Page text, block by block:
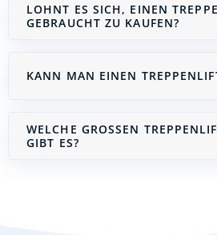
LOHNT ES SICH, EINEN
GEBRAUCHT ZU KAUFEN?
KANN MAN EINEN
WELCHE GROSSEN
IBT ES?